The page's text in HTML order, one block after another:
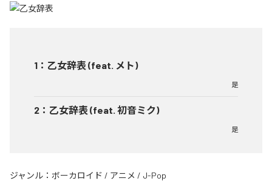
1 ： 乙女辞表 (feat. メト)
是
2 ： 乙女辞表 (feat. 初音ミク)
是
ジャンル： ボーカロイド / アニメ / J-Pop